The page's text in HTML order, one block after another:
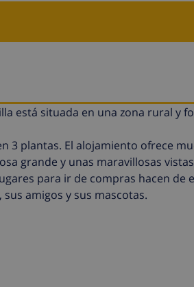
está situada en una zona rural y
3 plantas. El alojamiento ofrece
grande y unas maravillosas
para ir de compras hacen de
amigos y sus mascotas.